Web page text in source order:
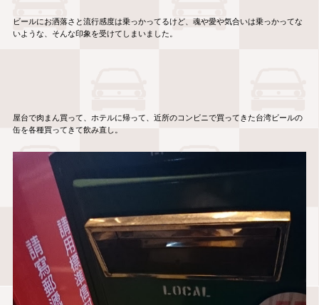
ビールにお洒落さと流行感度は乗っかってるけど、魂や愛や気合いは乗っかってな
いような、そんな印象を受けてしまいました。
屋台で肉まん買って、ホテルに帰って、近所のコンビニで買ってきた台湾ビールの
缶を各種買ってきて飲み直し。